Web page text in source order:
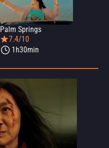
Palm Springs
7.4/10
1h30min